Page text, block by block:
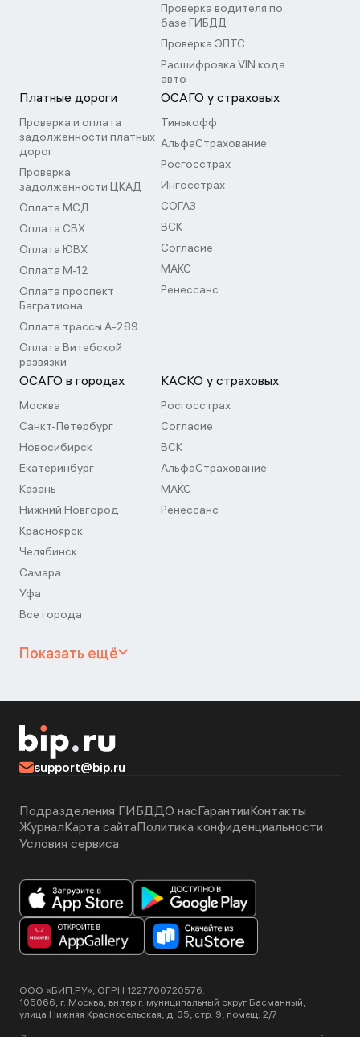
Проверка водителя по
базе ГИБДД
Проверка ЭПТС
Расшифровка VIN кода
авто
Платные дороги
Проверка и оплата
задолженности платных
дорог
Проверка
задолженности ЦКАД
Оплата МСД
Оплата СВХ
Оплата ЮВХ
Оплата М-12
Оплата проспект
Багратиона
Оплата трассы А-289
Оплата Витебской
развязки
ОСАГО у страховых
Тинькофф
АльфаСтрахование
Росгосстрах
Ингосстрах
СОГАЗ
ВСК
Согласие
МАКС
Ренессанс
ОСАГО в городах
Москва
Санкт-Петербург
Новосибирск
Екатеринбург
Казань
Нижний Новгород
Красноярск
Челябинск
Самара
Уфа
Все города
КАСКО у страховых
Росгосстрах
Согласие
ВСК
АльфаСтрахование
МАКС
Ренессанс
Показать ещё
support@bip.ru
Подразделения ГИБДДО насГарантииКонтакты
ЖурналКарта сайтаПолитика конфиденциальности
Условия сервиса
ООО «БИП.РУ», ОГРН 1227700720576.
105066, г. Москва, вн.тер.г. муниципальный округ Басманный,
улица Нижняя Красносельская, д. 35, стр. 9, помещ. 2/7